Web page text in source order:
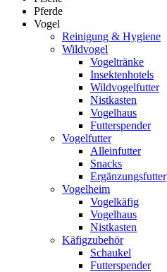
Pferde
Vogel
Reinigung & Hygiene
Wildvogel
Vogeltränke
Insektenhotels
Wildvogelfutter
Nistkasten
Vogelhaus
Futterspender
Vogelfutter
Alleinfutter
Snacks
Ergänzungsfutter
Vogelheim
Vogelkäfig
Vogelhaus
Nistkasten
Käfigzubehör
Schaukel
Futterspender